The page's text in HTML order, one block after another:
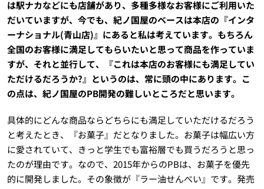
は駅ナカなどにも店舗があり、多種多様なお客様にご利用いた
だいていますが、今でも、紀ノ国屋のベースは本店の『インタ
ーナショナル(青山店)』にあると私は考えています。もちろん
全国のお客様に満足してもらいたいと思って商品を作っていま
すが、それと並行して、『これは本店のお客様にも満足してい
ただけるだろうか?』というのは、常に頭の中にあります。こ
の点は、紀ノ国屋のPB開発の難しいところだと思います。
具体的にどんな商品ならどちらにも満足していただけるだろう
と考えたとき、『お菓子』だとなりました。お菓子は幅広い方
に愛されていて、きっと学生でも富裕層でも買うだろうと思っ
たのが理由です。なので、2015年からのPBは、お菓子を優先
的に開発しました。その象徴が『ラー油せんべい』です。発売